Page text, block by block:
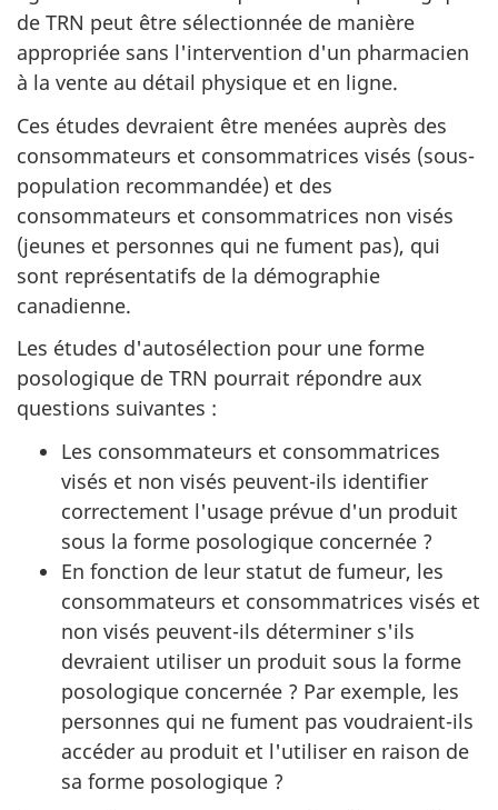
de TRN peut être sélectionnée de manière
appropriée sans l'intervention d'un pharmacien
à la vente au détail physique et en ligne.
Ces études devraient être menées auprès des
consommateurs et consommatrices visés (sous-
population recommandée) et des
consommateurs et consommatrices non visés
(jeunes et personnes qui ne fument pas), qui
sont représentatifs de la démographie
canadienne.
Les études d'autosélection pour une forme
posologique de TRN pourrait répondre aux
questions suivantes :
Les consommateurs et consommatrices
visés et non visés peuvent-ils identifier
correctement l'usage prévue d'un produit
sous la forme posologique concernée ?
En fonction de leur statut de fumeur, les
consommateurs et consommatrices visés et
non visés peuvent-ils déterminer s'ils
devraient utiliser un produit sous la forme
posologique concernée ? Par exemple, les
personnes qui ne fument pas voudraient-ils
accéder au produit et l'utiliser en raison de
sa forme posologique ?